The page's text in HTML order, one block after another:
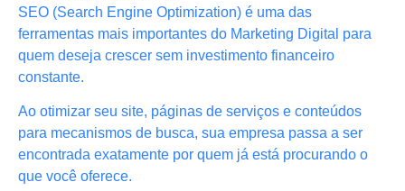
SEO (Search Engine Optimization) é uma das
ferramentas mais importantes do Marketing Digital para
quem deseja crescer sem investimento financeiro
constante.
Ao otimizar seu site, páginas de serviços e conteúdos
para mecanismos de busca, sua empresa passa a ser
encontrada exatamente por quem já está procurando o
que você oferece.